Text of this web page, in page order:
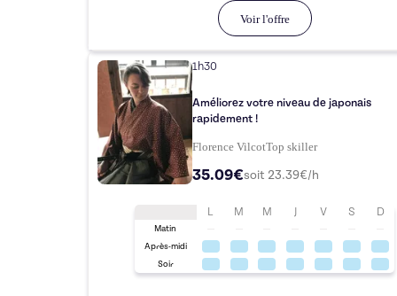
Voir l'offre
1h30
Améliorez votre niveau de japonais
rapidement !
Florence VilcotTopskiller
35.09€soit 23.39€/h
L M M J V S D
Matin
Après-midi
Soir